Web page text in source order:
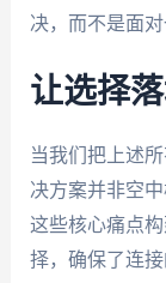
决，而不是面
让选择
当我们把上述
决方案并非空
这些核心痛点
择，确保了连